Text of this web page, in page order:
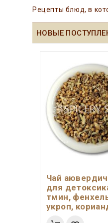
Рецепты блюд, в
НОВЫЕ
Чай
для
тмин,
укроп,